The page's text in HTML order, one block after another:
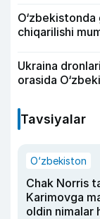
O‘zbekistonda
chiqarilishi
Ukraina
orasida
Tavsiyalar
O‘zbekiston
Chak Norris
Karimovga
oldin nimalar